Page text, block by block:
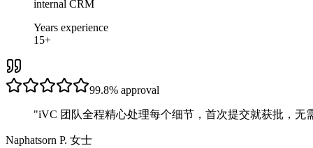
internal CRM
Years experience
15+
99.8% approval
"iVC 团队全程精心处理每个细节，首次提交就获批，无
Naphatsorn P. 女士